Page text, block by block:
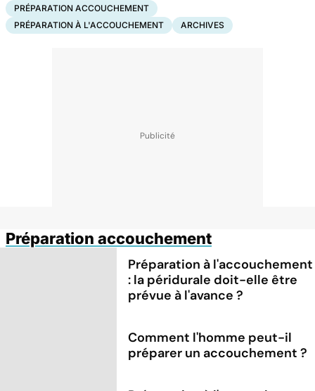
PRÉPARATION ACCOUCHEMENT
PRÉPARATION À L'ACCOUCHEMENT
ARCHIVES
Préparation accouchement
Préparation à l'accouchement
: la péridurale doit-elle être
prévue à l'avance ?
Comment l'homme peut-il
préparer un accouchement ?